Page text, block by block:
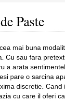
Paste
mai buna
Cu sau fara
a arata
pare o sarcina
discretie.
cu care il oferi